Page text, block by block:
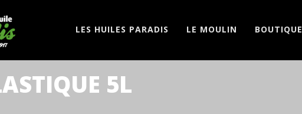
LES HUILES PARADIS LE MOULIN BOUTIQUE
5L